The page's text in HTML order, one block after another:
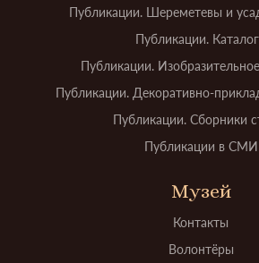
Публикации. Шереметевы и
Публикации.
Публикации.
Публикации. Декоративно-
Публикации. Сборники
Публикации в СМИ
Музей
Контакты
Волонтёры